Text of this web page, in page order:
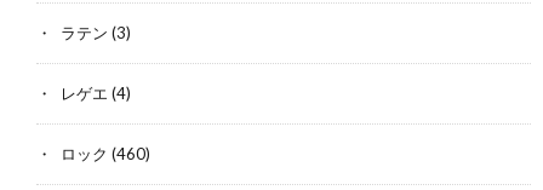
ラテン (3)
レゲエ (4)
ロック (460)